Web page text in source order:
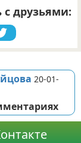
с друзьями:
20-01-